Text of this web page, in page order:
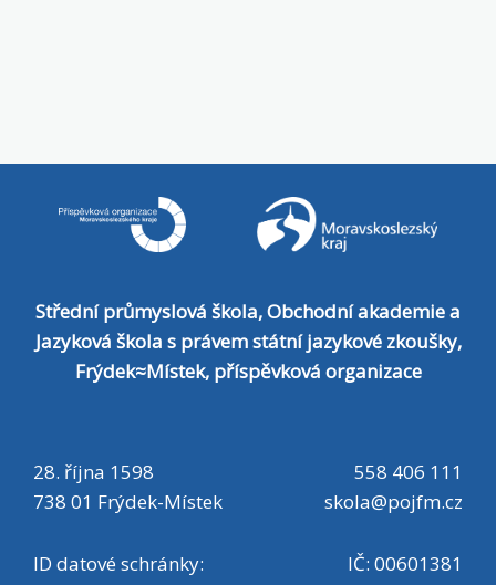
TECHNICKÉ OBORY - budova SPŠ 28.
října 1598, Frýdek-Místek:: EKONOMICKÉ
OBORY - budova OA Palackého 123,
stažení Instrukce Informace ke studiu,
učebnice, kontakty ZDE Souhrnné
informace k přečtení Informace k ISIC
Souhrnné informace a pokyny k přečtení
- žádost ISIC, poplatek, foto, dotazník
Střední průmyslová škola, Obchodní akademie a
Jazyková škola s právem státní jazykové zkoušky,
Frýdek≈Místek, příspěvková organizace
28. října 1598
738 01 Frýdek-Místek
ID datové schránky:
558 406 111
skola@pojfm.cz
IČ: 00601381